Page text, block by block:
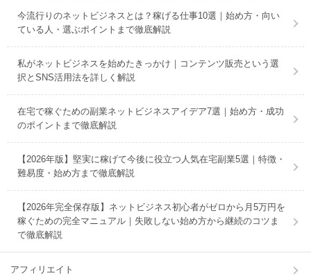
今流行りのネットビジネスとは？稼げる仕事10選｜始め方・向い
ている人・選ぶポイントまで徹底解説
私がネットビジネスを始めたきっかけ｜コンテンツ販売という選
択とSNS活用法を詳しく解説
在宅で稼ぐための副業ネットビジネスアイデア7選｜始め方・成功
のポイントまで徹底解説
【2026年版】堅実に稼げて今後に役立つ人気在宅副業5選｜特徴・
難易度・始め方まで徹底解説
【2026年完全保存版】ネットビジネス初心者がゼロから月5万円を
稼ぐための完全マニュアル｜失敗しない始め方から継続のコツま
で徹底解説
アフィリエイト